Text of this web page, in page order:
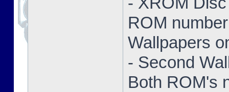
ROM
Wallpapers
- Second
Both ROM's